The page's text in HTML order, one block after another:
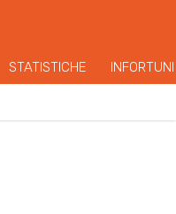
STATISTICHE INFORTUNI